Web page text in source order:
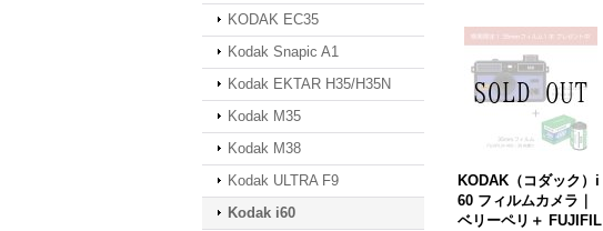
KODAK EC35
Kodak Snapic A1
Kodak EKTAR H35/H35N
Kodak M35
Kodak M38
Kodak ULTRA F9
Kodak i60
KODAK（コダック）i
60 フィルムカメラ｜
ベリーペリ＋ FUJIFIL